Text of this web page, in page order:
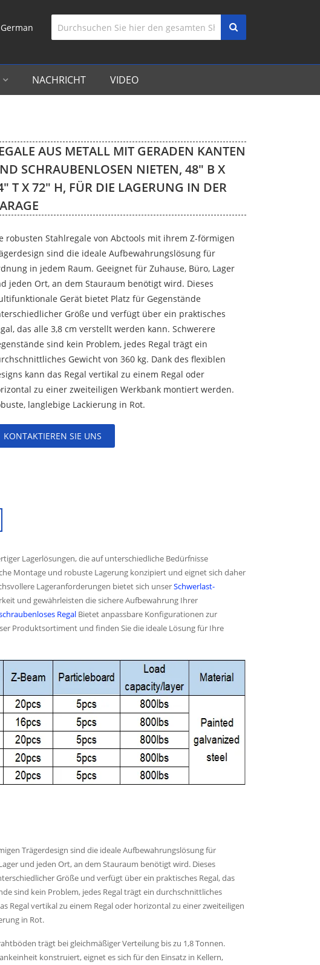
German
NACHRICHT VIDEO
AUS METALL MIT GERADEN KANTEN
SCHRAUBENLOSEN NIETEN, 48″ B X
T X 72″ H, FÜR DIE LAGERUNG IN DER
robusten Stahlregale von Abctools mit ihrem Z-förmigen
sind die ideale Aufbewahrungslösung für
in jedem Raum. Geeignet für Zuhause, Büro, Lager
jeden Ort, an dem Stauraum benötigt wird. Dieses
Gerät bietet Platz für Gegenstände
Größe und verfügt über ein praktisches
das alle 3,8 cm verstellt werden kann. Schwerere
sind kein Problem, jedes Regal trägt ein
Gewicht von 360 kg. Dank des flexiblen
kann das Regal vertikal zu einem Regal oder
zu einer zweiteiligen Werkbank montiert werden.
langlebige Lackierung in Rot.
KONTAKTIEREN SIE UNS
Lagerlösungen, die auf unterschiedliche Bedürfnisse
Montage und robuste Lagerung konzipiert und eignet sich daher
Lageranforderungen bietet sich unserSchwerlast-
und gewährleisten die sichere Aufbewahrung Ihrer
Regal Bietet anpassbare Konfigurationen zur
Produktsortiment und finden Sie die ideale Lösung für Ihre
Trägerdesign sind die ideale Aufbewahrungslösung für
und jeden Ort, an dem Stauraum benötigt wird. Dieses
Größe und verfügt über ein praktisches Regal, das
sind kein Problem, jedes Regal trägt ein durchschnittliches
Regal vertikal zu einem Regal oder horizontal zu einer zweiteiligen
in Rot.
trägt bei gleichmäßiger Verteilung bis zu 1,8 Tonnen.
konstruiert, eignet es sich für den Einsatz in Kellern,